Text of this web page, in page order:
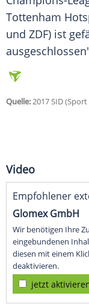
Tottenham
und ZDF) ist
Quelle:2017 SID
Video
Empfohlener
Glomex GmbH
Wir benötigen Ihre
eingebundenen
diesen mit einem
deaktivieren.
jetzt